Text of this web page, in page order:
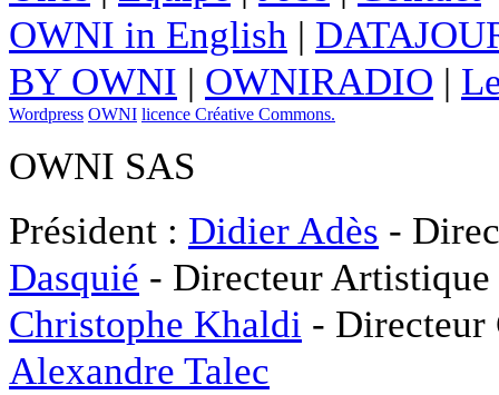
OWNI in English |
BY OWNI | OWNIRADIO |
Wordpress OWNI licence Créative Commons.
OWNI SAS
Président : Didier Adès -
Dasquié - Directeur
Christophe Khaldi -
Alexandre Talec